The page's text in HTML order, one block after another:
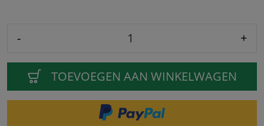
- +
TOEVOEGEN AAN WINKELWAGEN